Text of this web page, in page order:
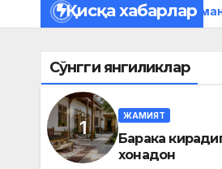
Қисқа хабарлар
«Ҳудудгаз Наманган» газ
Сўнгги янгиликлар
ЖАМИЯТ
Барака
хонадон